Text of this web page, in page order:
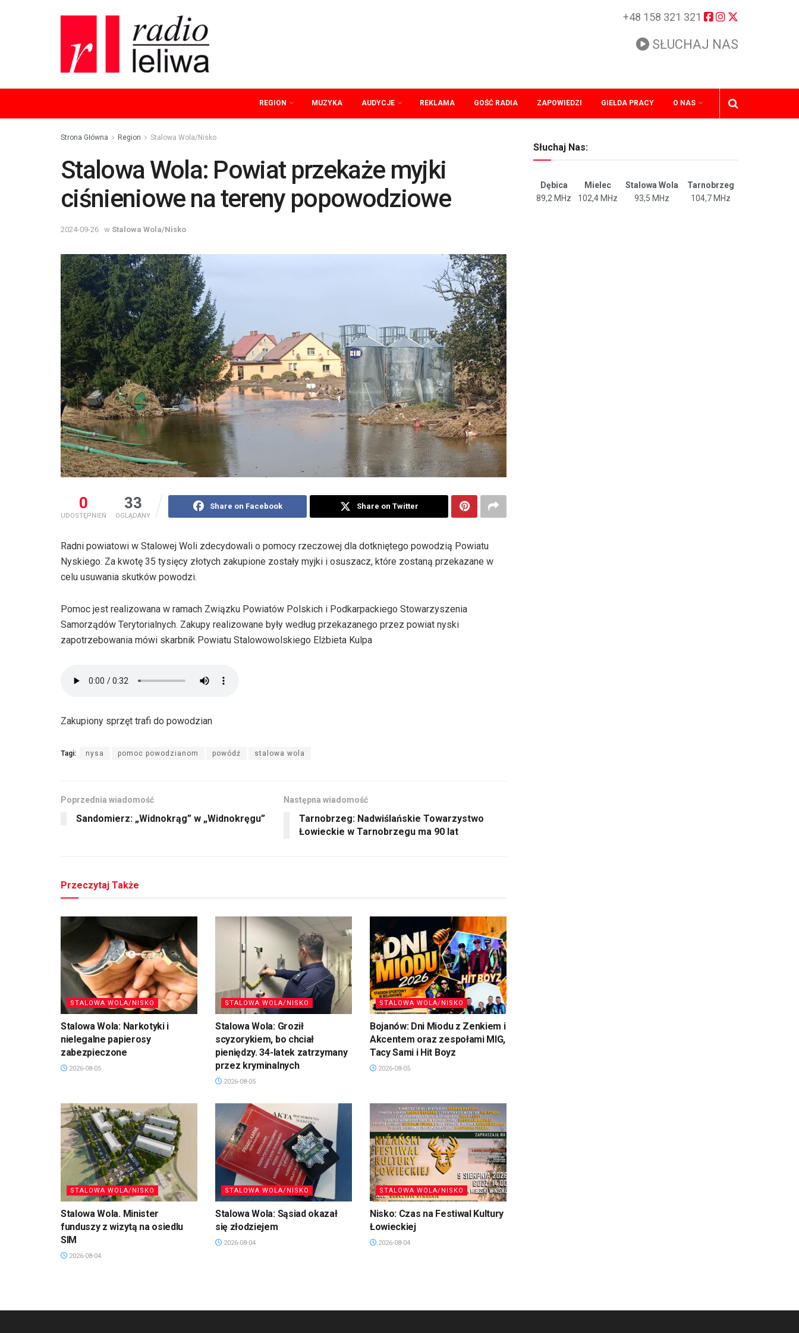
+48 158 321 321
SŁUCHAJ NAS
REGION MUZYKA AUDYCJE REKLAMA GOŚĆ RADIA ZAPOWIEDZI GIEŁDA PRACY O NAS
Strona Główna Region Stalowa Wola/Nisko
Stalowa Wola: Powiat przekaże myjki
ciśnieniowe na tereny popowodziowe
2024-09-26 w Stalowa Wola/Nisko
0
UDOSTĘPNIEŃ
33
OGLĄDANY
Share on Facebook Share on Twitter
Radni powiatowi w Stalowej Woli zdecydowali o pomocy rzeczowej dla dotkniętego powodzią Powiatu
Nyskiego. Za kwotę 35 tysięcy złotych zakupione zostały myjki i osuszacz, które zostaną przekazane w
celu usuwania skutków powodzi.
Pomoc jest realizowana w ramach Związku Powiatów Polskich i Podkarpackiego Stowarzyszenia
Samorządów Terytorialnych. Zakupy realizowane były według przekazanego przez powiat nyski
zapotrzebowania mówi skarbnik Powiatu Stalowowolskiego Elżbieta Kulpa
Zakupiony sprzęt trafi do powodzian
Tagi: nysa pomoc powodzianom powódź stalowa wola
Poprzednia wiadomość
Sandomierz: „Widnokrąg” w „Widnokręgu”
Następna wiadomość
Tarnobrzeg: Nadwiślańskie Towarzystwo
Łowieckie w Tarnobrzegu ma 90 lat
Przeczytaj Także
STALOWA WOLA/NISKO
Stalowa Wola: Narkotyki i
nielegalne papierosy
zabezpieczone
2026-08-05
STALOWA WOLA/NISKO
Stalowa Wola: Groził
scyzorykiem, bo chciał
pieniędzy. 34-latek zatrzymany
przez kryminalnych
2026-08-05
STALOWA WOLA/NISKO
Bojanów: Dni Miodu z Zenkiem i
Akcentem oraz zespołami MIG,
Tacy Sami i Hit Boyz
2026-08-05
STALOWA WOLA/NISKO
Stalowa Wola. Minister
funduszy z wizytą na osiedlu
SIM
2026-08-04
STALOWA WOLA/NISKO
Stalowa Wola: Sąsiad okazał
się złodziejem
2026-08-04
STALOWA WOLA/NISKO
Nisko: Czas na Festiwal Kultury
Łowieckiej
2026-08-04
Słuchaj Nas:
Dębica Mielec Stalowa Wola
Tarnobrzeg
89,2 MHz
102,4 MHz 93,5 MHz 104,7 MHz